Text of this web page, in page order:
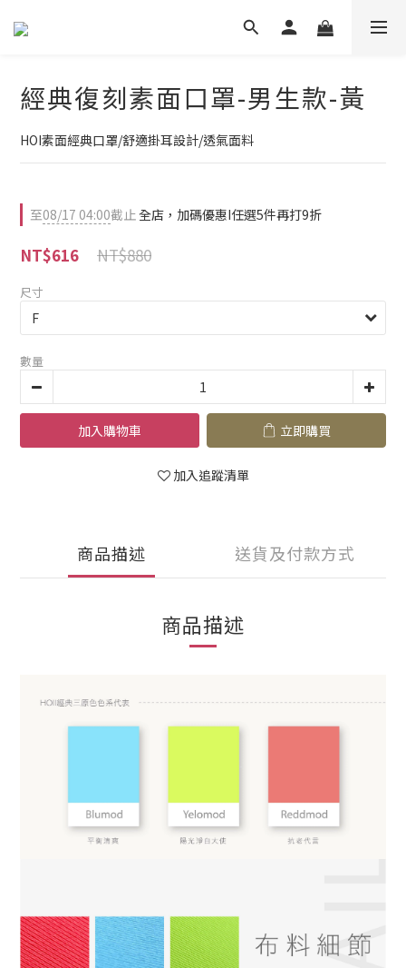
經典復刻素面口罩-男生款-黃
HOI素面經典口罩/舒適掛耳設計/透氣面料
至08/17 04:00截止全店，加碼優惠I任選5件再打9折
NT$880
NT$616
尺寸
數量
加入購物車 立即購買
加入追蹤清單
商品描述 送貨及付款方式
商品描述